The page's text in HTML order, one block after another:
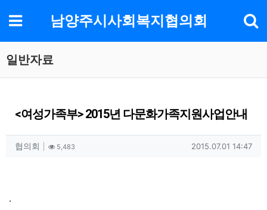
메뉴 남양주시사회복지협의회
일반자료
<여성가족부> 2015년 다문화가족지원사업안내
작성자 정보
협의회 작성5,483조회 작성일
2015.07.01 14:47
본문
.